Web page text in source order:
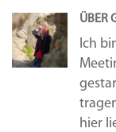
ÜBER
Ich
hier